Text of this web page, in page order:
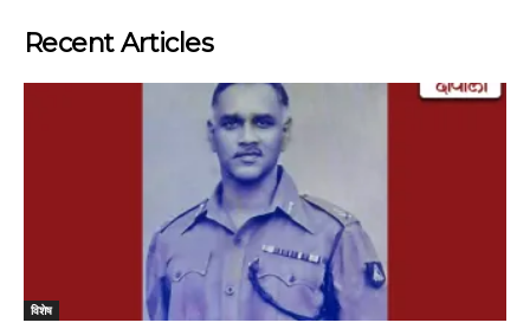
Recent Articles
विशेष